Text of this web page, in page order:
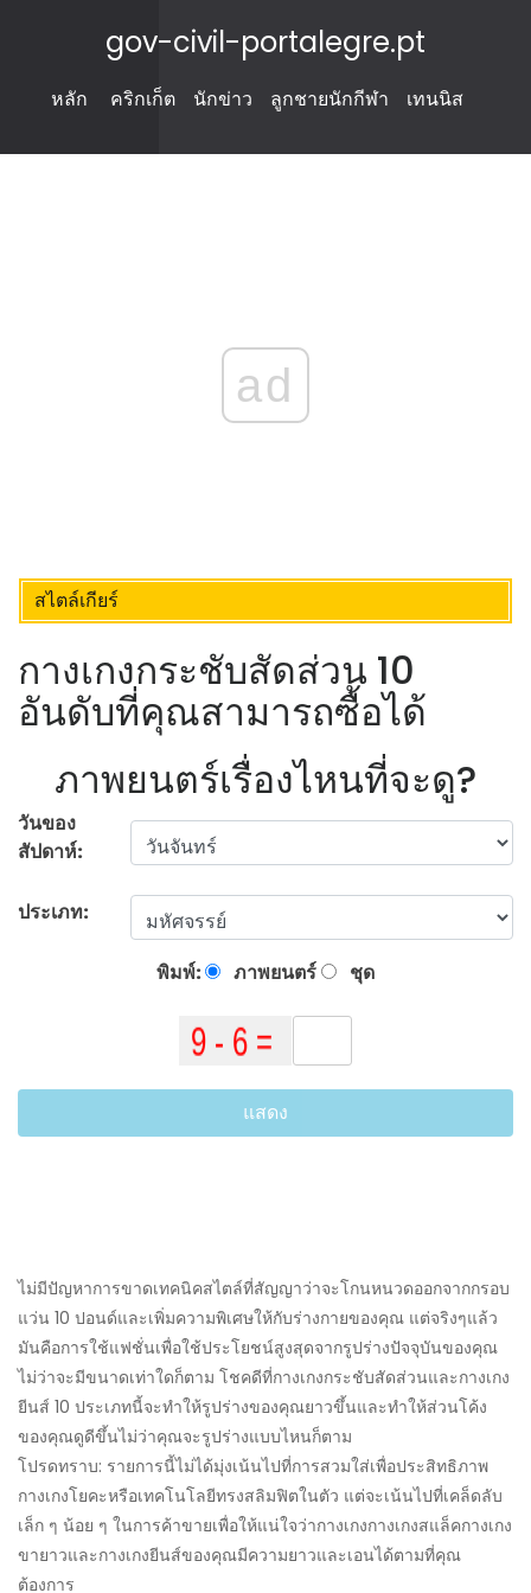
gov-civil-portalegre.pt
หลัก คริกเก็ต นักข่าว ลูกชายนักกีฬา เทนนิส
ad
สไตล์เกียร์
กางเกงกระชับสัดส่วน 10
อันดับที่คุณสามารถซื้อได้
ภาพยนตร์เรื่องไหนที่จะดู?
วันของ
สัปดาห์:
ประเภท:
พิมพ์: ภาพยนตร์ ชุด
แสดง
ไม่มีปัญหาการขาดเทคนิคสไตล์ที่สัญญาว่าจะโกนหนวดออกจากกรอบ
แว่น 10 ปอนด์และเพิ่มความพิเศษให้กับร่างกายของคุณ แต่จริงๆแล้ว
มันคือการใช้แฟชั่นเพื่อใช้ประโยชน์สูงสุดจากรูปร่างปัจจุบันของคุณ
ไม่ว่าจะมีขนาดเท่าใดก็ตาม โชคดีที่กางเกงกระชับสัดส่วนและกางเกง
ยีนส์ 10 ประเภทนี้จะทำให้รูปร่างของคุณยาวขึ้นและทำให้ส่วนโค้ง
ของคุณดูดีขึ้นไม่ว่าคุณจะรูปร่างแบบไหนก็ตาม
โปรดทราบ: รายการนี้ไม่ได้มุ่งเน้นไปที่การสวมใส่เพื่อประสิทธิภาพ
กางเกงโยคะหรือเทคโนโลยีทรงสลิมฟิตในตัว แต่จะเน้นไปที่เคล็ดลับ
เล็ก ๆ น้อย ๆ ในการค้าขายเพื่อให้แน่ใจว่ากางเกงกางเกงสแล็คกางเกง
ขายาวและกางเกงยีนส์ของคุณมีความยาวและเอนได้ตามที่คุณ
ต้องการ